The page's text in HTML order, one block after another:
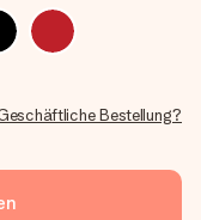
Bestellung?